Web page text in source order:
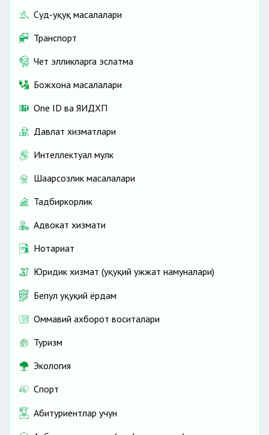
Суд-ҳуқуқ масалалари
Транспорт
Чет элликларга эслатма
Божхона масалалари
One ID ва ЯИДХП
Давлат хизматлари
Интеллектуал мулк
Шаҳарсозлик масалалари
Тадбиркорлик
Адвокат хизмати
Нотариат
Юридик хизмат (ҳуқуқий ҳужжат намуналари)
Бепул ҳуқуқий ёрдам
Оммавий ахборот воситалари
Туризм
Экология
Спорт
Абитуриентлар учун